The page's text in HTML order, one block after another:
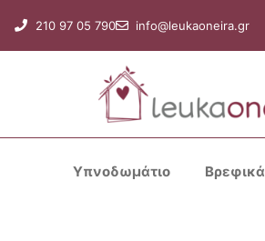
στο
περιεχόμενο
210 97 05 790 info@leukaoneira.gr
Υπνοδωμάτιο Βρεφικά